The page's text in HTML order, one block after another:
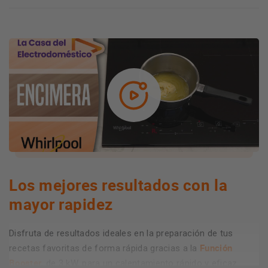
Los mejores resultados con la
mayor rapidez
Disfruta de resultados ideales en la preparación de tus
recetas favoritas de forma rápida gracias a la Función